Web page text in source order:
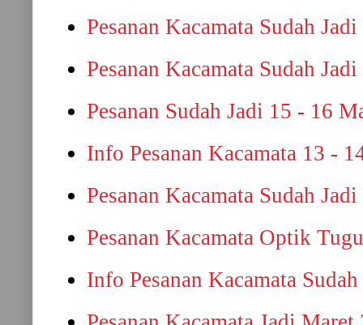
Pesanan Kacamata Sudah
Pesanan Kacamata Sudah
Pesanan Sudah Jadi 15 - 16
Info Pesanan Kacamata 13 -
Pesanan Kacamata Sudah
Pesanan Kacamata Optik
Info Pesanan Kacamata